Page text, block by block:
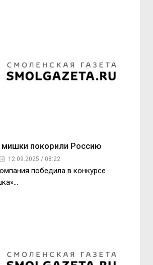
мишки покорили Россию
12.09.2025 / 08:22
победила в конкурсе